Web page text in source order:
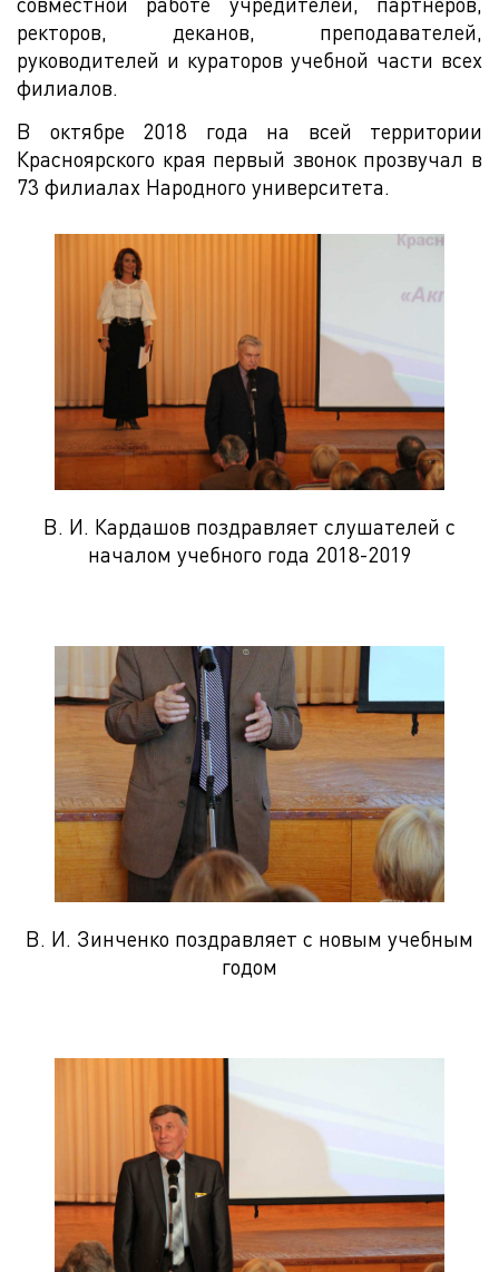
ректоров, деканов, преподавателей,
руководителей и кураторов учебной части всех
филиалов.
В октябре 2018 года на всей территории
Красноярского края первый звонок прозвучал в
73 филиалах Народного университета.
В. И. Кардашов поздравляет слушателей с
началом учебного года 2018-2019
В. И. Зинченко поздравляет с новым учебным
годом